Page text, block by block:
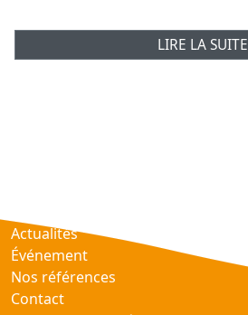
LIRE LA SUITE
Actualités
Événement
Nos références
Contact